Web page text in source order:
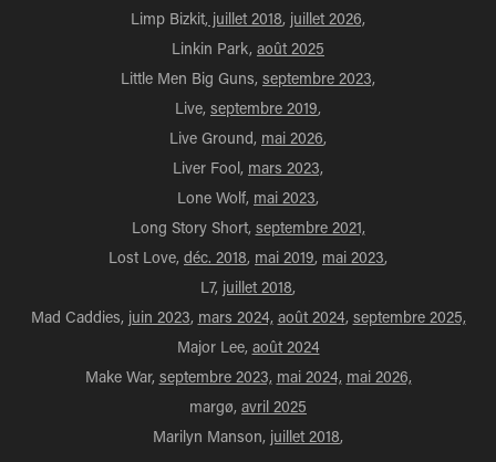
Limp Bizkit, juillet 2018, juillet 2026,
Linkin Park, août 2025
Little Men Big Guns, septembre 2023,
Live, septembre 2019,
Live Ground, mai 2026,
Liver Fool, mars 2023,
Lone Wolf, mai 2023,
Long Story Short, septembre 2021,
Lost Love, déc. 2018, mai 2019, mai 2023,
L7, juillet 2018,
Mad Caddies, juin 2023, mars 2024, août 2024, septembre 2025,
Major Lee, août 2024
Make War, septembre 2023, mai 2024, mai 2026,
margø, avril 2025
Marilyn Manson, juillet 2018,